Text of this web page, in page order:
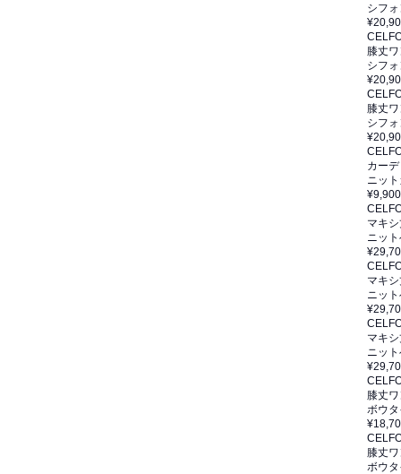
シフ
膝丈
シフ
膝丈
シフ
カー
ニッ
¥9,900
マキ
ニッ
マキ
ニッ
マキ
ニッ
膝丈
ボウ
膝丈
ボウ